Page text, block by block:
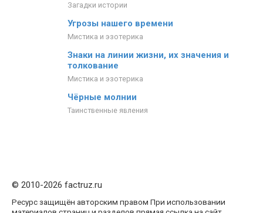
Загадки истории
Угрозы нашего времени
Мистика и эзотерика
Знаки на линии жизни, их значения и
толкование
Мистика и эзотерика
Чёрные молнии
Таинственные явления
© 2010-2026 factruz.ru
Ресурс защищён авторским правом При использовании